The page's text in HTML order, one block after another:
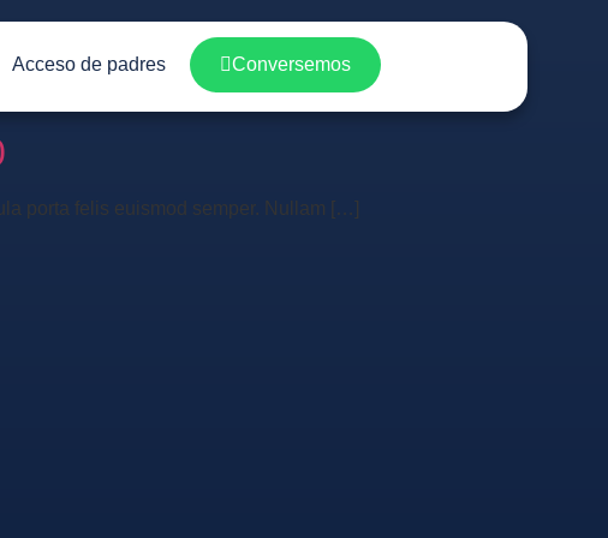
Acceso de padres Conversemos
porta felis euismod semper. Nullam […]